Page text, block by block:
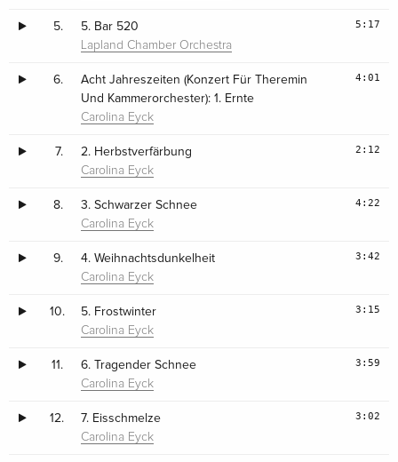
5. 5. Bar 520
Lapland Chamber Orchestra
5:17
6.
Acht Jahreszeiten (Konzert Für Theremin
Und Kammerorchester): 1. Ernte
Carolina Eyck
4:01
7. 2. Herbstverfärbung
Carolina Eyck
2:12
8. 3. Schwarzer Schnee
Carolina Eyck
4:22
9. 4. Weihnachtsdunkelheit
Carolina Eyck
3:42
10. 5. Frostwinter
Carolina Eyck
3:15
11. 6. Tragender Schnee
Carolina Eyck
3:59
12. 7. Eisschmelze
Carolina Eyck
3:02